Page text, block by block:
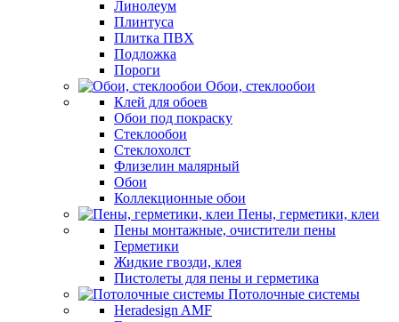
Линолеум
Плинтуса
Плитка ПВХ
Подложка
Пороги
Обои, стеклообои
Клей для обоев
Обои под покраску
Стеклообои
Стеклохолст
Флизелин малярный
Обои
Коллекционные обои
Пены, герметики, клеи
Пены монтажные, очистители пены
Герметики
Жидкие гвозди, клея
Пистолеты для пены и герметика
Потолочные системы
Heradesign AMF